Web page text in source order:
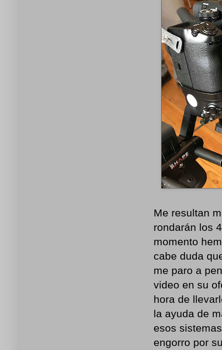
Me resultan
rondarán los
momento
cabe duda
me paro a
video en su
hora de
la ayuda de
esos
engorro por